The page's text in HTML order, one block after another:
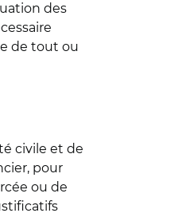
des
de tout ou
civile et de
pour
ou de